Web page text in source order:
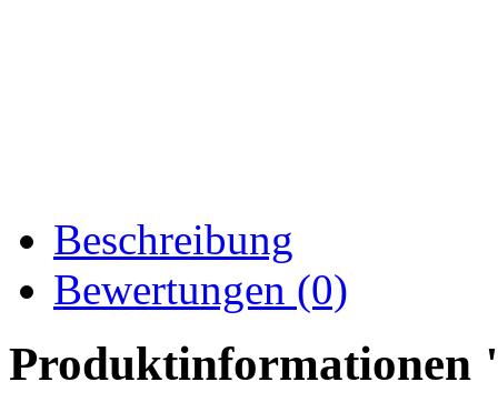
Beschreibung
Bewertungen (0)
Produktinformationen